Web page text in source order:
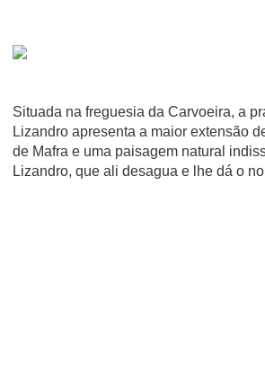
Situada na freguesia da Carvoeira, a
Lizandro apresenta a maior extensão
de Mafra e uma paisagem natural
Lizandro, que ali desagua e lhe dá o